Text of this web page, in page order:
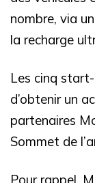
nombre, via
la recharge
Les cinq
d’obtenir un
partenaires
Sommet de